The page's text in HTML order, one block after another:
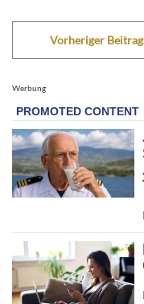
Vorheriger Beitrag
Werbung